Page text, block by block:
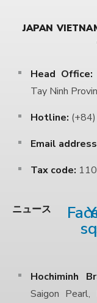
ニュース
JAPAN
Head Office:
Tay Ninh
Hotline:
Email
Tax code:
Hochiminh
Saigon